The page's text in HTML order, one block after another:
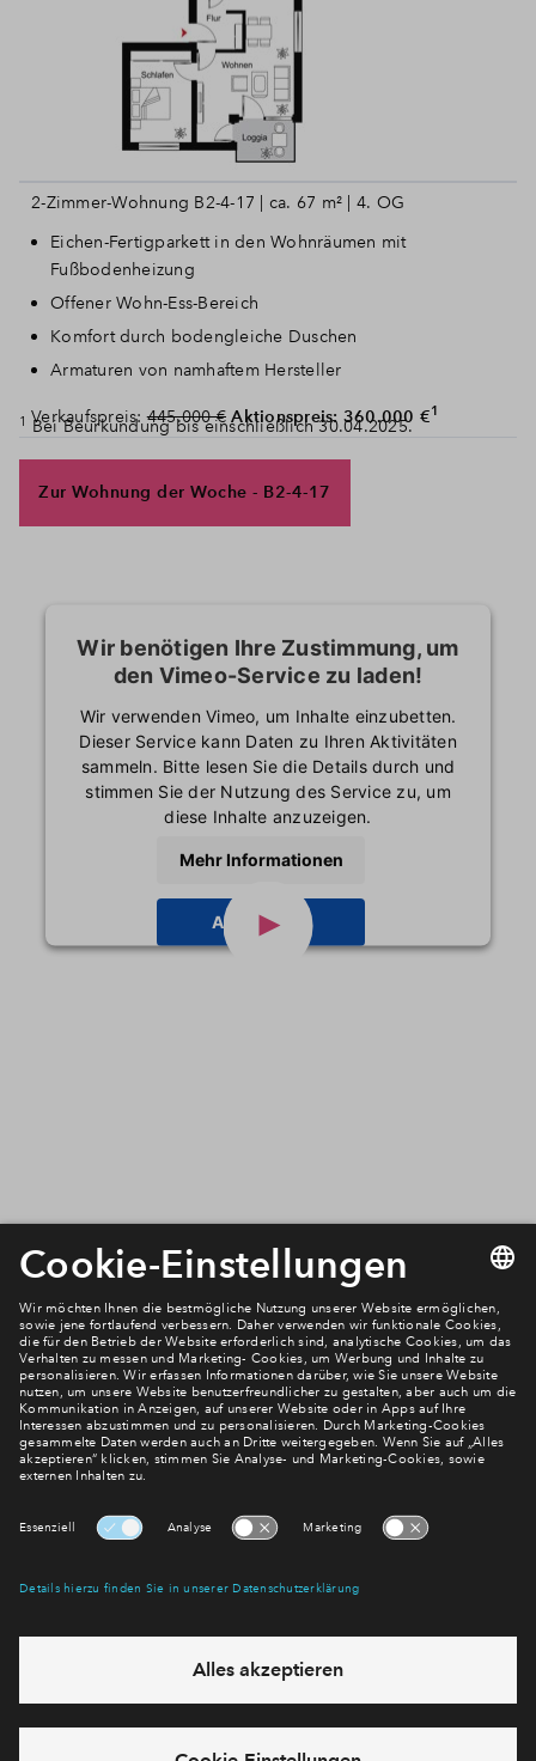
2-Zimmer-Wohnung B2-4-17 | ca. 67 m² | 4. OG
Eichen-Fertigparkett in den Wohnräumen mit
Fußbodenheizung
Offener Wohn-Ess-Bereich
Komfort durch bodengleiche Duschen
Armaturen von namhaftem Hersteller
Verkaufspreis:445.000 € Aktionspreis: 360.000 €1
1 Bei Beurkundung bis einschließlich 30.04.2025.
Zur Wohnung der Woche - B2-4-17
Wir benötigen Ihre Zustimmung, um
den Vimeo-Service zu laden!
Wir verwenden Vimeo, um Inhalte einzubetten.
Dieser Service kann Daten zu Ihren Aktivitäten
sammeln. Bitte lesen Sie die Details durch und
stimmen Sie der Nutzung des Service zu, um
diese Inhalte anzuzeigen.
Mehr Informationen
Akzeptieren
Newsletter Anmeldung
Verpassen Sie zu diesem Wohnprojekt keine Neuigkeiten
mehr! Wir halten Sie auf dem Laufenden – mit unserem
regelmäßig erscheinenden Newsletter informieren wir Sie
über den Stand dieses und weiterer Neubauprojekte.
Abonnieren
für unsereDatenschutzerklärung
Formular: